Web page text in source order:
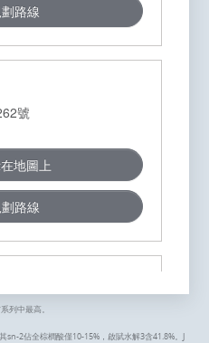
路線
號
地圖上
路線
296, 298號
列中最高。
2佔全棕櫚酸僅10-15%，啟賦水解3含41.8%。J